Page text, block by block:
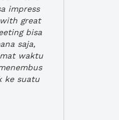
impress
great
bisa
saja,
waktu
ke suatu